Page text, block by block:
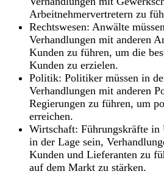
Arbeitnehmervertretern zu
Rechtswesen: Anwälte
Verhandlungen mit anderen
Kunden zu führen, um die
Kunden zu erzielen.
Politik: Politiker müssen in
Verhandlungen mit anderen
Regierungen zu führen, um
erreichen.
Wirtschaft: Führungskräfte in
in der Lage sein,
Kunden und Lieferanten zu
auf dem Markt zu stärken.